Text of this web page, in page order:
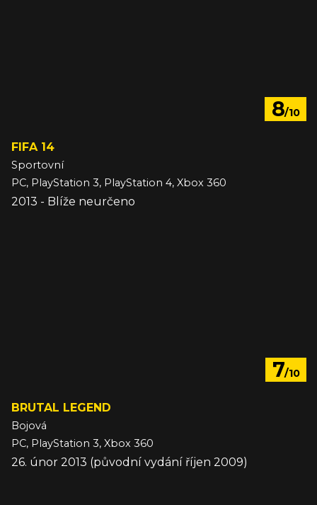
8/10
FIFA 14
Sportovní
PC, PlayStation 3, PlayStation 4, Xbox 360
2013 - Blíže neurčeno
7/10
BRUTAL LEGEND
Bojová
PC, PlayStation 3, Xbox 360
26. únor 2013 (původní vydání říjen 2009)